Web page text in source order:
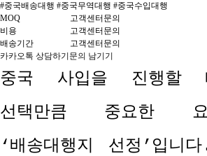
#중국배송대행 #중국무역대행 #중국수입대행
MOQ
고객센터문의
비용
고객센터문의
배송기간
고객센터문의
카카오톡 상담하기 문의 남기기
중국 사입을 진행할
선택만큼 중요한
‘배송대행지 선정 ’ 입니다